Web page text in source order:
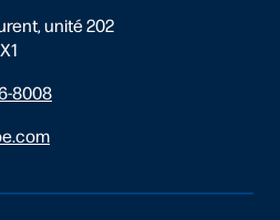
unité 202
8008